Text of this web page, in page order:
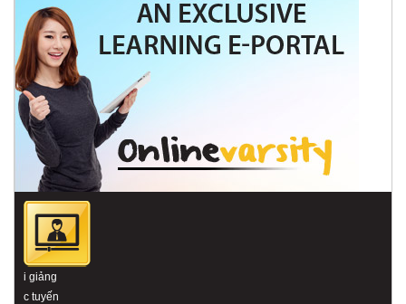
Bài giảng
trực tuyến